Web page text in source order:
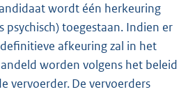
wordt één herkeuring
psychisch) toegestaan. Indien er
afkeuring zal in het
worden volgens het beleid
vervoerder. De vervoerders